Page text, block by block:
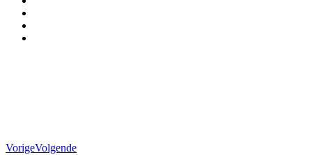
VorigeVolgende